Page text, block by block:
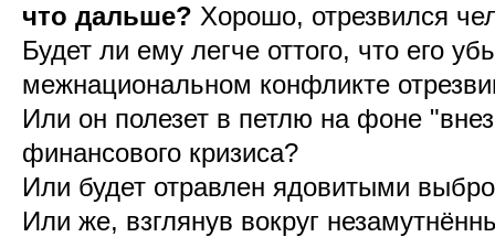
что дальше? Хорошо, отрезвился
Будет ли ему легче оттого, что его
межнациональном конфликте
Или он полезет в петлю на фоне
финансового кризиса?
Или будет отравлен ядовитыми
Или же, взглянув вокруг